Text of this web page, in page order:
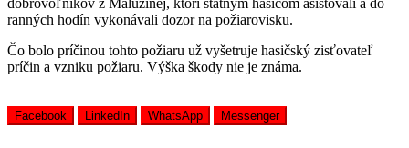
dobrovoľníkov z Malužinej, ktorí štátnym hasičom asistovali a do
ranných hodín vykonávali dozor na požiarovisku.
Čo bolo príčinou tohto požiaru už vyšetruje hasičský zisťovateľ
príčin a vzniku požiaru. Výška škody nie je známa.
Facebook LinkedIn WhatsApp Messenger